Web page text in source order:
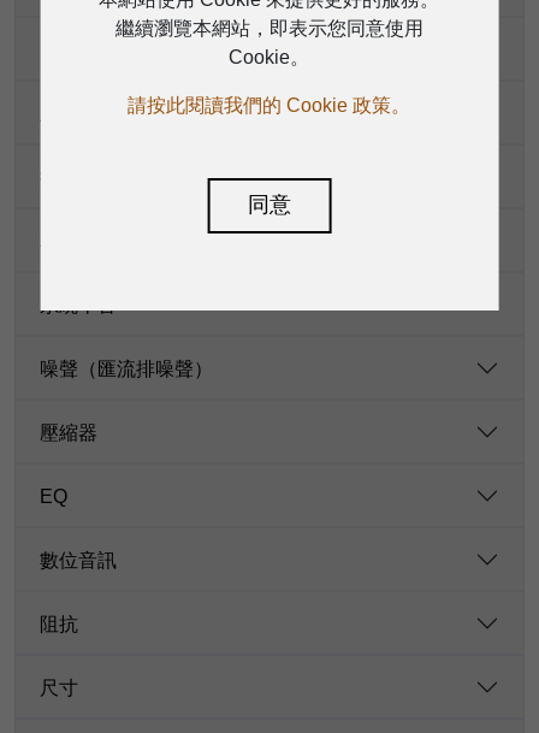
控制室輸出
耳機輸出
噪聲（匯流排噪聲）
壓縮器
EQ
數位音訊
阻抗
尺寸
繼續瀏覽本網站，即表示您同意使用
Cookie。
請按此閱讀我們的 Cookie 政策。
同意